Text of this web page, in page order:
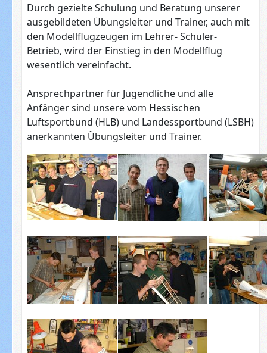
Durch gezielte Schulung und Beratung unserer
ausgebildeten Übungsleiter und Trainer, auch mit
den Modellflugzeugen im Lehrer- Schüler-
Betrieb, wird der Einstieg in den Modellflug
wesentlich vereinfacht.
Ansprechpartner für Jugendliche und alle
Anfänger sind unsere vom Hessischen
Luftsportbund (HLB) und Landessportbund (LSBH)
anerkannten Übungsleiter und Trainer.